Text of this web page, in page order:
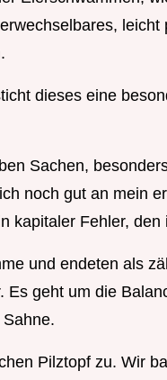
dieses eine
Sachen,
noch gut an mein
kapitaler Fehler,
und endeten als
Es geht um die
Pilztopf zu. Wir